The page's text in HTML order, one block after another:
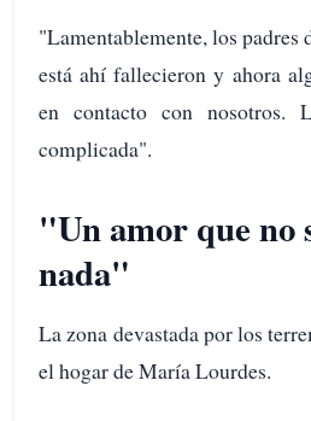
"Lamentablemente, los padres
está ahí fallecieron y ahora
en contacto con nosotros.
complicada".
"Un amor que no
nada"
La zona devastada por los
el hogar de María Lourdes.